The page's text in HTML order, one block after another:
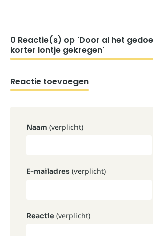
0 Reactie(s) op 'Door al het
korter lontje gekregen'
Reactie toevoegen
Naam (verplicht)
E-mailadres (verplicht)
Reactie (verplicht)